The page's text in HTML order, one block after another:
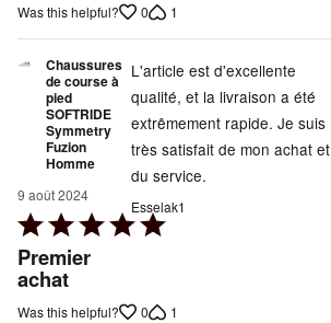
Was this helpful? 0 1
Chaussures
de course à
pied
SOFTRIDE
Symmetry
Fuzion
Homme
9 août 2024
Rated
5
out
of
Premier
achat
L'article est d'excellente
qualité, et la livraison a été
extrêmement rapide. Je suis
très satisfait de mon achat et
du service.
Esselak1
Was this helpful? 0 1